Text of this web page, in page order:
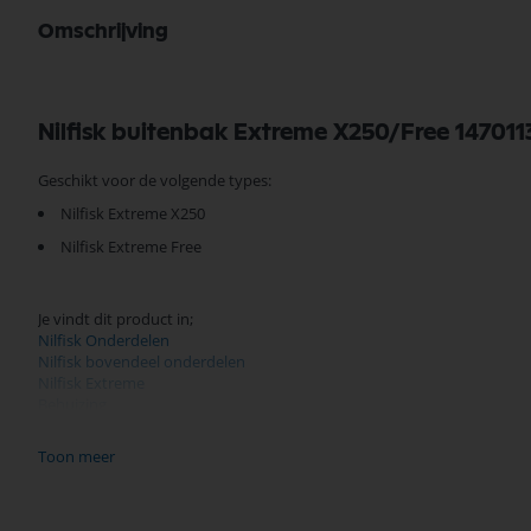
Omschrijving
Nilfisk buitenbak Extreme X250/Free
Geschikt voor de volgende types:
Nilfisk Extreme X250
Nilfisk Extreme Free
Je vindt dit product in;
Nilfisk Onderdelen
Nilfisk bovendeel onderdelen
Nilfisk Onderdelen
Koop nu de Nilfisk buitenbak Extreme X250/Free 1470113620 van
Toon meer